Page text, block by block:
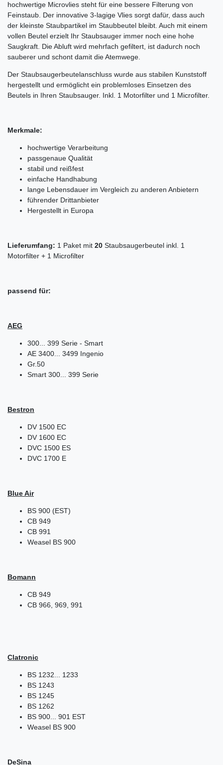
hochwertige Microvlies steht für eine bessere Filterung von
Feinstaub. Der innovative 3-lagige Vlies sorgt dafür, dass auch
der kleinste Staubpartikel im Staubbeutel bleibt. Auch mit einem
vollen Beutel erzielt Ihr Staubsauger immer noch eine hohe
Saugkraft. Die Abluft wird mehrfach gefiltert, ist dadurch noch
sauberer und schont damit die Atemwege.
Der Staubsaugerbeutelanschluss wurde aus stabilen Kunststoff
hergestellt und ermöglicht ein problemloses Einsetzen des
Beutels in Ihren Staubsauger. Inkl. 1 Motorfilter und 1 Microfilter.
Merkmale:
hochwertige Verarbeitung
passgenaue Qualität
stabil und reißfest
einfache Handhabung
lange Lebensdauer im Vergleich zu anderen Anbietern
führender Drittanbieter
Hergestellt in Europa
Lieferumfang: 1 Paket mit 20 Staubsaugerbeutel inkl. 1
Motorfilter + 1 Microfilter
passend für:
AEG
300... 399 Serie - Smart
AE 3400... 3499 Ingenio
Gr.50
Smart 300... 399 Serie
Bestron
DV 1500 EC
DV 1600 EC
DVC 1500 ES
DVC 1700 E
Blue Air
BS 900 (EST)
CB 949
CB 991
Weasel BS 900
Bomann
CB 949
CB 966, 969, 991
Clatronic
BS 1232... 1233
BS 1243
BS 1245
BS 1262
BS 900... 901 EST
Weasel BS 900
DeSina